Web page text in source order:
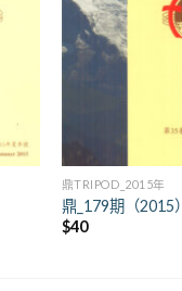
鼎TRIPOD_2015年
鼎_179期（2015）
$40